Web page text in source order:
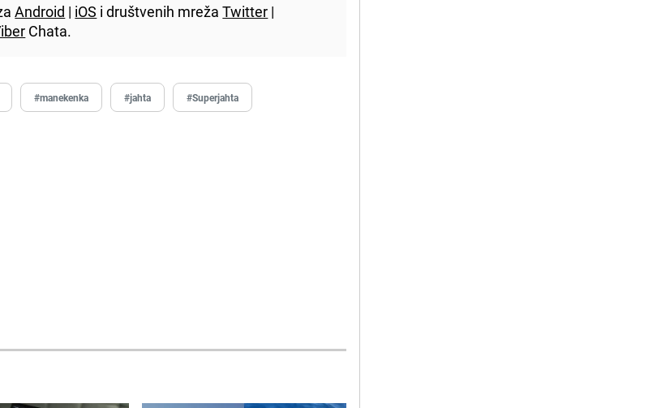
Android | iOS i društvenih mrežaTwitter |
Chata.
#manekenka #jahta #Superjahta